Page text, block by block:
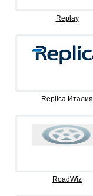
Replay
Replica Италия
RoadWiz